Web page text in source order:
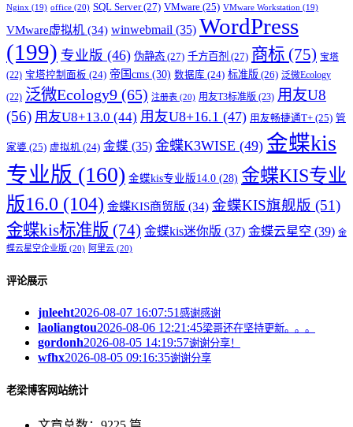
Nginx (19) office (20) SQL Server(27) VMware (25) VMware Workstation (19)
VMware虚拟机 (34) winwebmail (35) WordPress
(199) 专业版 (46) 伪静态 (27) 千方百剂 (27) 商标 (75) 宝塔
(22) 宝塔控制面板 (24) 帝国cms (30) 数据库 (24) 标准版 (26) 泛微Ecology
(22) 泛微Ecology9 (65) 注册表 (20) 用友T3标准版 (23) 用友U8
(56) 用友U8+13.0 (44) 用友U8+16.1 (47) 用友畅捷通T+ (25) 管
家婆 (25) 虚拟机 (24) 金蝶 (35) 金蝶K3WISE (49) 金蝶kis
专业版 (160) 金蝶kis专业版14.0 (28) 金蝶KIS专业
版16.0 (104) 金蝶KIS商贸版 (34) 金蝶KIS旗舰版 (51)
金蝶kis标准版 (74) 金蝶kis迷你版 (37) 金蝶云星空 (39) 金
蝶云星空企业版 (20) 阿里云 (20)
评论展示
jnleeht2026-08-07 16:07:51 感谢感谢
laoliangtou2026-08-06 12:21:45梁哥还在坚持更新。。。
gordonh2026-08-05 14:19:57谢谢分享！
wfhx2026-08-05 09:16:35谢谢分享
老梁博客网站统计